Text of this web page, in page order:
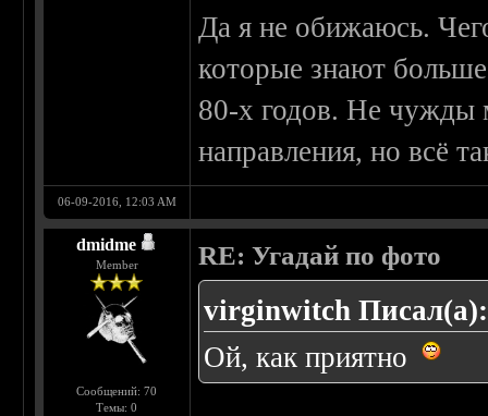
Да я не обижаюсь.
которые знают
80-х годов. Не чужды
направления, но всё
06-09-2016, 12:03 AM
dmidme
Member
Сообщений: 70
Темы: 0
RE: Угадай по фото
virginwitch Писал(а):
Ой, как приятно